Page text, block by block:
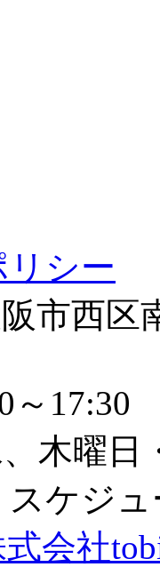
シー
市西
～
木曜日
ケジ
会社